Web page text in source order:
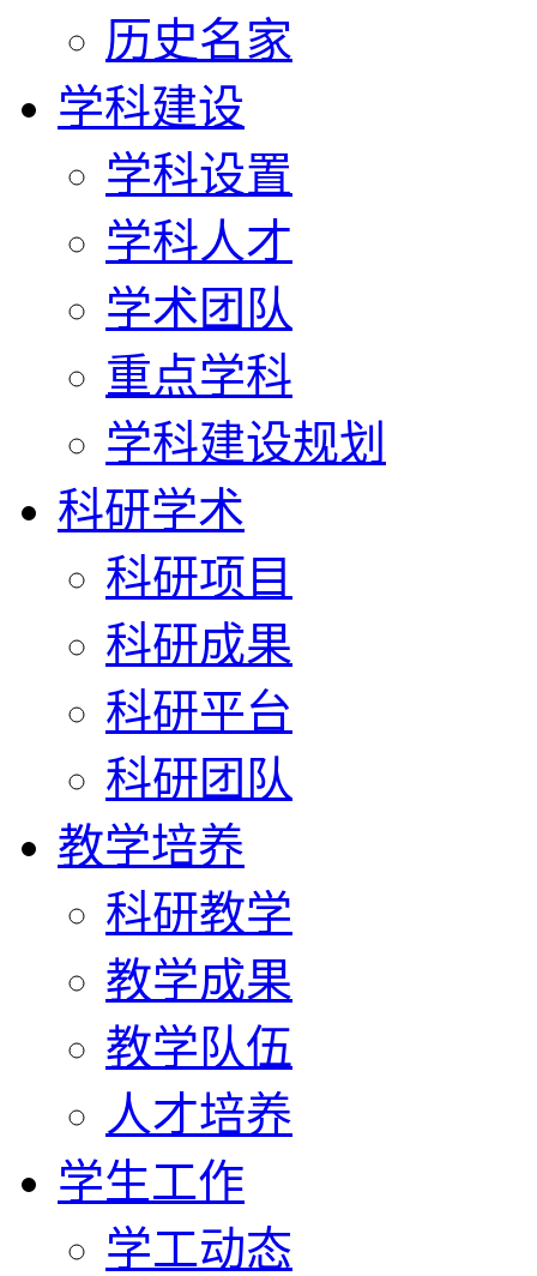
历史名家
学科建设
学科设置
学科人才
学术团队
重点学科
学科建设规划
科研学术
科研项目
科研成果
科研平台
科研团队
教学培养
科研教学
教学成果
教学队伍
人才培养
学生工作
学工动态